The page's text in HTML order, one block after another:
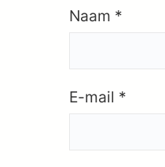
Naam *
E-mail *